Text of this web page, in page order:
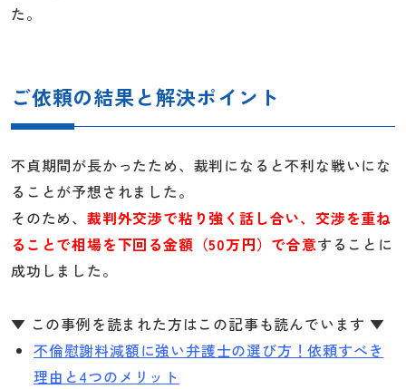
た。
ご依頼の結果と解決ポイント
不貞期間が長かったため、裁判になると不利な戦いにな
ることが予想されました。
そのため、 裁判外交渉で粘り強く話し合い、交渉を重ね
ることで相場を下回る金額（50万円）で合意することに
成功しました。
▼ この事例を読まれた方はこの記事も読んでいます ▼
不倫慰謝料減額に強い弁護士の選び方！依頼すべき
理由と4つのメリット